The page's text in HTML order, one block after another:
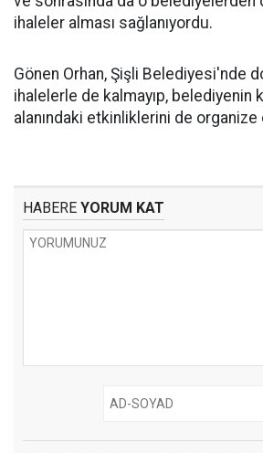
ihaleler alması sağlanıyordu.
Gönen Orhan, Şişli Belediyesi'nde
ihalelerle de kalmayıp, belediyenin
alanındaki etkinliklerini de organize
HABERE YORUM KAT